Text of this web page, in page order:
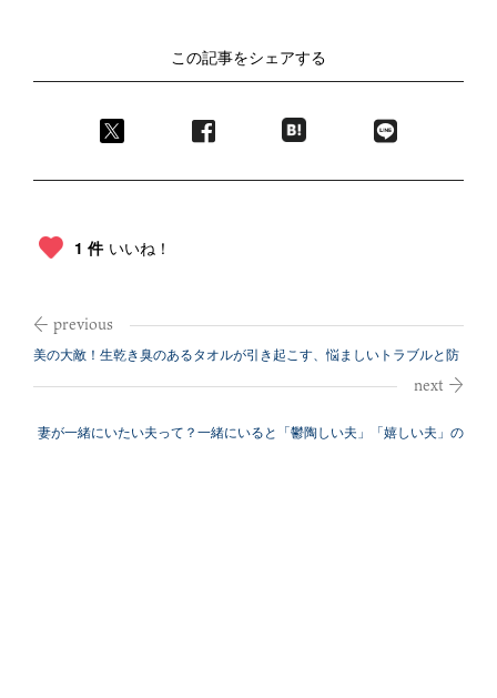
この記事をシェアする
1 件 いいね！
美の大敵！生乾き臭のあるタオルが引き起こす、悩ましいトラブルと防
妻が一緒にいたい夫って？一緒にいると「鬱陶しい夫」「嬉しい夫」の